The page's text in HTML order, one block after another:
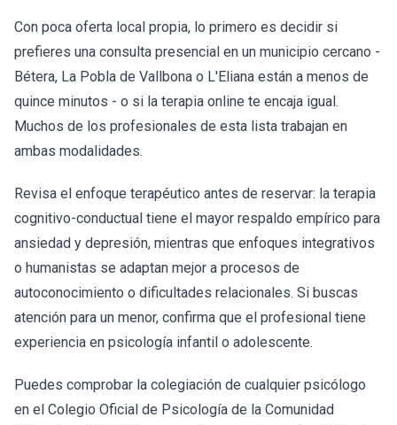
Con poca oferta local propia, lo primero es decidir si
prefieres una consulta presencial en un municipio cercano -
Bétera, La Pobla de Vallbona o L'Eliana están a menos de
quince minutos - o si la terapia online te encaja igual.
Muchos de los profesionales de esta lista trabajan en
ambas modalidades.
Revisa el enfoque terapéutico antes de reservar: la terapia
cognitivo-conductual tiene el mayor respaldo empírico para
ansiedad y depresión, mientras que enfoques integrativos
o humanistas se adaptan mejor a procesos de
autoconocimiento o dificultades relacionales. Si buscas
atención para un menor, confirma que el profesional tiene
experiencia en psicología infantil o adolescente.
Puedes comprobar la colegiación de cualquier psicólogo
en el Colegio Oficial de Psicología de la Comunidad